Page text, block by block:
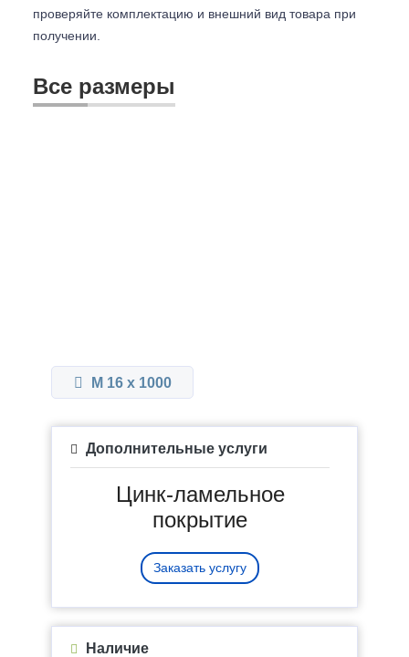
проверяйте комплектацию и внешний вид товара при
получении.
Все размеры
М 16 x 1000
Дополнительные услуги
Цинк-ламельное
покрытие
Заказать услугу
Наличие